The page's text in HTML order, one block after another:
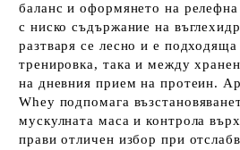
баланс и оформянето на
с ниско съдържание на
разтваря се лесно и е подходяща
тренировка, така и между
на дневния прием на протеин.
Whey подпомага
мускулната маса и контрола
прави отличен избор при